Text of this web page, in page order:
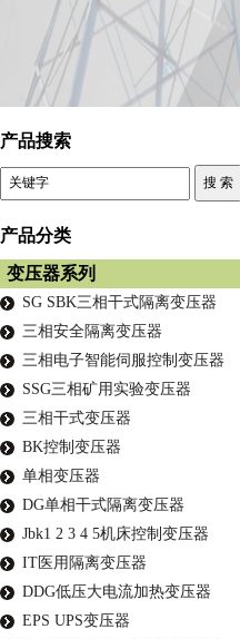
产品搜索
产品分类
变压器系列
SG SBK三相干式隔离变压器
三相安全隔离变压器
三相电子智能伺服控制变压器
SSG三相矿用实验变压器
三相干式变压器
BK控制变压器
单相变压器
DG单相干式隔离变压器
Jbk1 2 3 4 5机床控制变压器
IT医用隔离变压器
DDG低压大电流加热变压器
EPS UPS变压器